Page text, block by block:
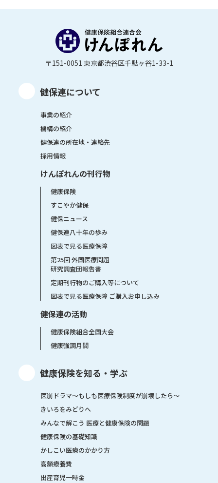
〒151-0051 東京都渋谷区千駄ヶ谷1-33-1
健保連について
事業の紹介
機構の紹介
健保連の所在地・連絡先
採用情報
けんぽれんの刊行物
健康保険
すこやか健保
健保ニュース
健保連八十年の歩み
図表で見る医療保障
第25回 外国医療問題
研究調査団報告書
定期刊行物のご購入等について
図表で見る医療保障 ご購入お申し込み
健保連の活動
健康保険組合全国大会
健康強調月間
健康保険を知る・学ぶ
医崩ドラマ〜もしも医療保険制度が崩壊したら〜
きいろをみどりへ
みんなで解こう 医療と健康保険の問題
健康保険の基礎知識
かしこい医療のかかり方
高額療養費
出産育児一時金